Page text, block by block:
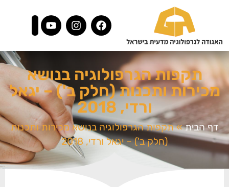
תקפות הגרפולוגיה בנושא
מכירות ותכנות (חלק ב') – יגאל
ורדי, 2018
דף הבית»תקפות הגרפולוגיה בנושא מכירות ותכנות
(חלק ב') – יגאל ורדי, 2018